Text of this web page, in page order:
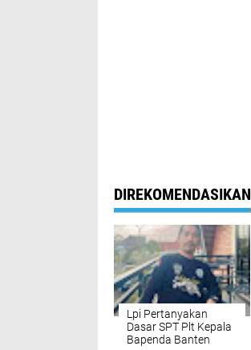
DIREKOMENDASIKAN
Lpi Pertanyakan
Dasar SPT Plt Kepala
Bapenda Banten